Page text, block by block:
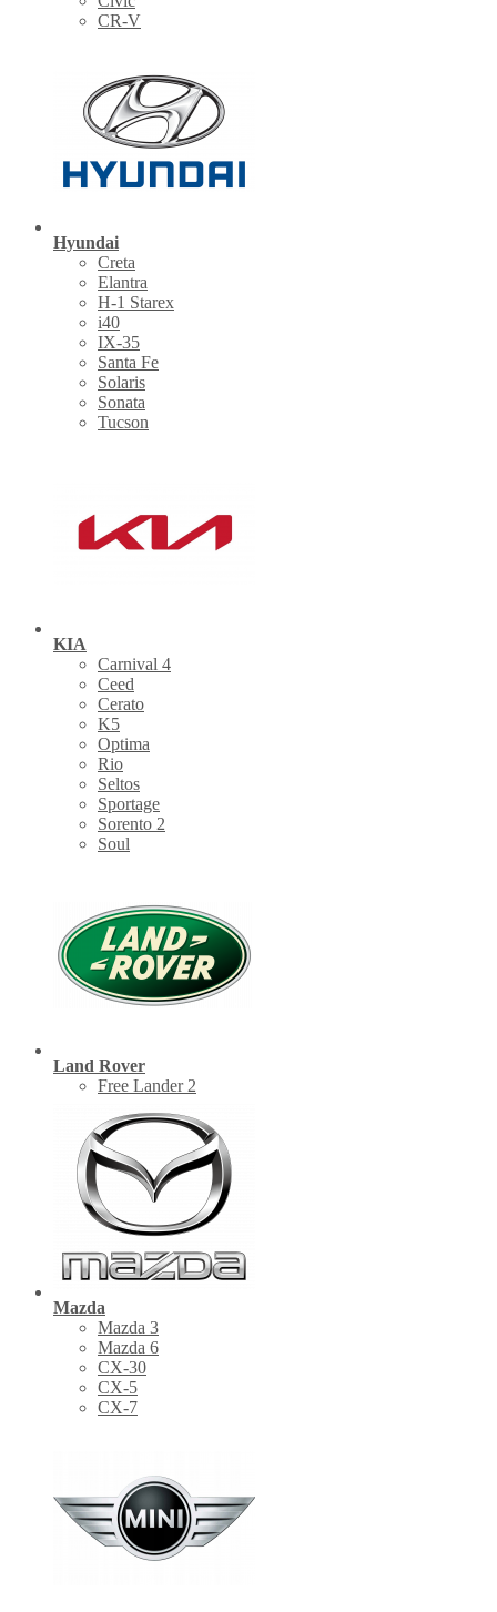
CR-V
Hyundai
Creta
Elantra
H-1 Starex
i40
IX-35
Santa Fe
Solaris
Sonata
Tucson
KIA
Carnival 4
Ceed
Cerato
K5
Optima
Rio
Seltos
Sportage
Sorento 2
Soul
Land Rover
Free Lander 2
Mazda
Mazda 3
Mazda 6
CX-30
СХ-5
CX-7